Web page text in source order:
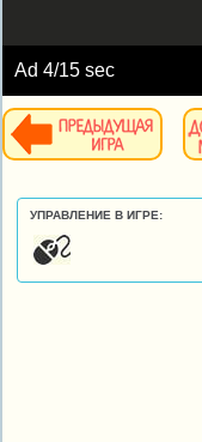
Ad4/15 sec
УПРАВЛЕНИЕ В ИГРЕ: